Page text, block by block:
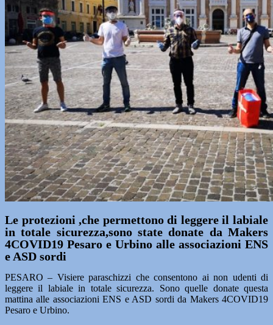
Le protezioni ,che permettono di leggere il labiale
in totale sicurezza,sono state donate da Makers
4COVID19 Pesaro e Urbino alle associazioni ENS
e ASD sordi
PESARO – Visiere paraschizzi che consentono ai non udenti di
leggere il labiale in totale sicurezza. Sono quelle donate questa
mattina alle associazioni ENS e ASD sordi da Makers 4COVID19
Pesaro e Urbino.